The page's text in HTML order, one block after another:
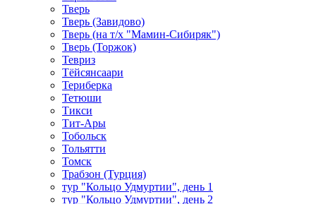
Тверь
Тверь (Завидово)
Тверь (на т/х "Мамин-Сибиряк")
Тверь (Торжок)
Тевриз
Тёйсянсаари
Териберка
Тетюши
Тикси
Тит-Ары
Тобольск
Тольятти
Томск
Трабзон (Турция)
тур "Кольцо Удмуртии", день 1
тур "Кольцо Удмуртии", день 2